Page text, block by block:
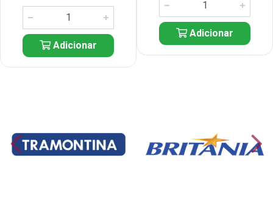
Adicionar
Adicionar